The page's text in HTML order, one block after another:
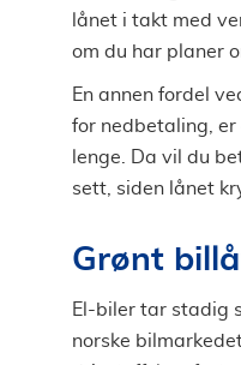
lånet i takt med
om du har planer
En annen fordel
for nedbetaling, er
lenge. Da vil du
sett, siden lånet
Grønt
El-biler tar stadig
norske